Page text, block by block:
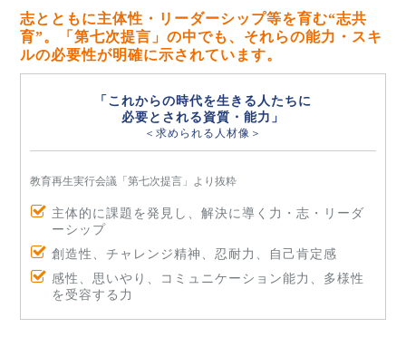
志とともに主体性・リーダーシップ等を育む“志共
育”。「第七次提言」の中でも、それらの能力・スキ
ルの必要性が明確に示されています。
「これからの時代を生きる人たちに
必要とされる資質・能力」
＜求められる人材像＞
教育再生実行会議「第七次提言」より抜粋
主体的に課題を発見し、解決に導く力・志・リーダ
ーシップ
創造性、チャレンジ精神、忍耐力、自己肯定感
感性、思いやり、コミュニケーション能力、多様性
を受容する力